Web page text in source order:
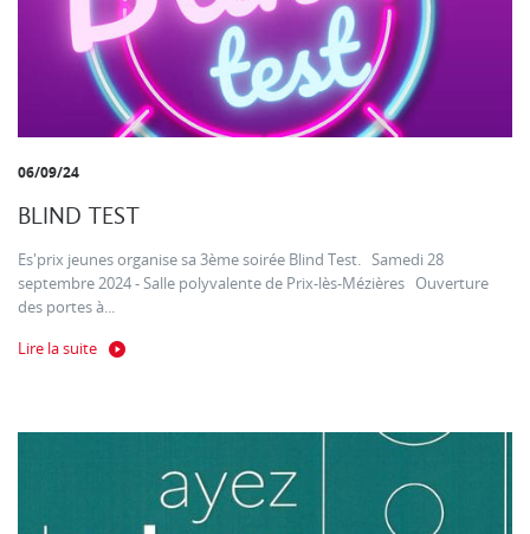
06/09/24
BLIND TEST
Es'prix jeunes organise sa 3ème soirée Blind Test. Samedi 28
septembre 2024 - Salle polyvalente de Prix-lès-Mézières Ouverture
des portes à...
Lire la suite